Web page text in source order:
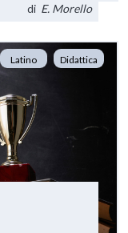
di E. Morello
Latino Didattica